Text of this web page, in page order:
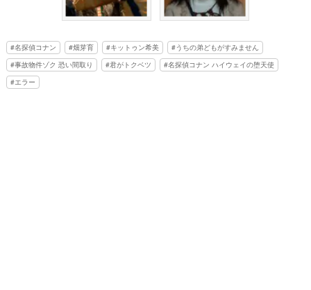
名探偵コナン 畑芽育 キットゥン希美
うちの弟どもがすみません
事故物件ゾク 恐い間取り
君がトクベツ
名探偵コナン ハイウェイの堕天使
エラー